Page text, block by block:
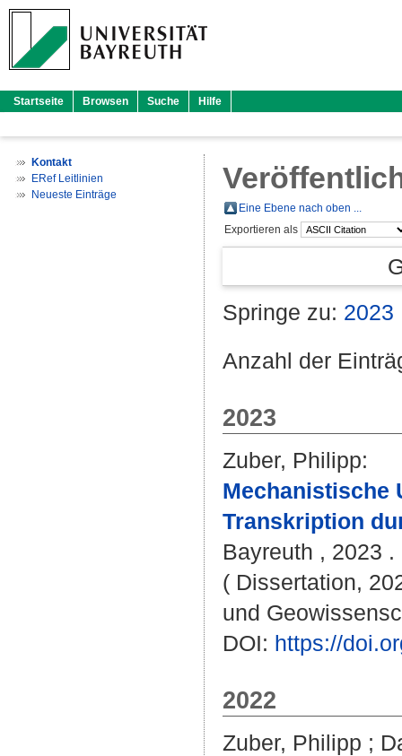
Startseite Browsen Suche Hilfe
Kontakt
ERef Leitlinien
Neueste Einträge
Eine Ebene nach oben ...
Exportieren als
Springe zu: 2023
Anzahl der
2023
Zuber, Philipp:
Mechanistische
Transkription
Bayreuth , 2023
( Dissertation,
und
DOI: https://
2022
Zuber, Philipp ;